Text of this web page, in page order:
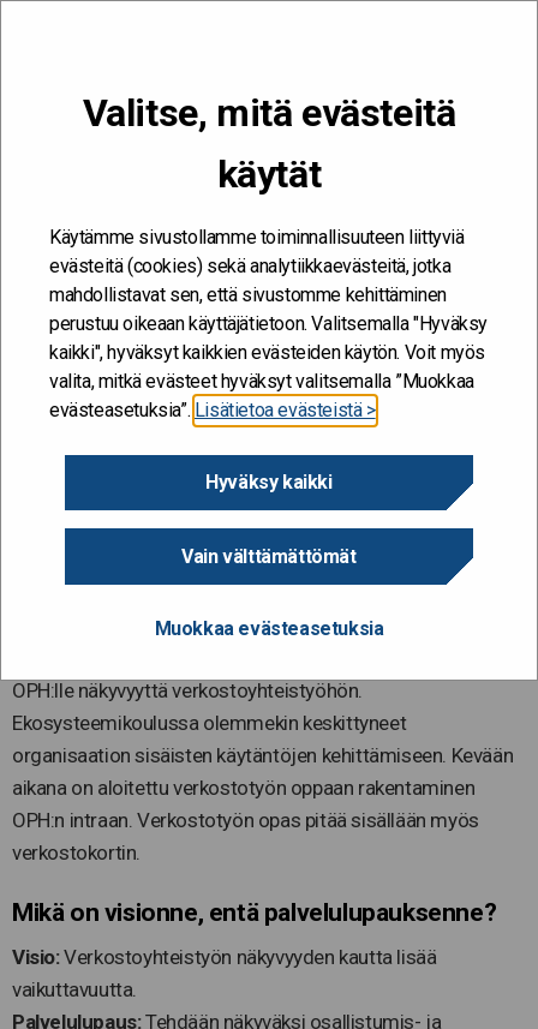
Valitse, mitä evästeitä
käytät
Käytämme sivustollamme toiminnallisuuteen liittyviä
evästeitä (cookies) sekä analytiikkaevästeitä, jotka
mahdollistavat sen, että sivustomme kehittäminen
perustuu oikeaan käyttäjätietoon. Valitsemalla "Hyväksy
kaikki", hyväksyt kaikkien evästeiden käytön. Voit myös
valita, mitkä evästeet hyväksyt valitsemalla ”Muokkaa
evästeasetuksia”. Lisätietoa evästeistä >
Hyväksy kaikki
Vain välttämättömät
Muokkaa evästeasetuksia
Kehitän ja kehityn #töissäSuomelle
Ekosysteemit/Case-kuvaukset
koulutuksen kentällä toimijoiden verkostoyhteistyö
Suomalaisella koulutuksen
kentällä toimijoiden
verkostoyhteistyö
Millaisen ekosysteemien kanssa olette
tekemisissä, millaisia toimijoita siinä on?
Ekosysteemi on laaja, koska kattaa koko opetuksen ja
OPH:lle näkyvyyttä verkostoyhteistyöhön.
Ekosysteemikoulussa olemmekin keskittyneet
organisaation sisäisten käytäntöjen kehittämiseen. Kevään
aikana on aloitettu verkostotyön oppaan rakentaminen
OPH:n intraan. Verkostotyön opas pitää sisällään myös
verkostokortin.
Mikä on visionne, entä palvelulupauksenne?
Visio:Verkostoyhteistyön näkyvyyden kautta lisää
vaikuttavuutta.
Palvelulupaus:Tehdään näkyväksi osallistumis- ja